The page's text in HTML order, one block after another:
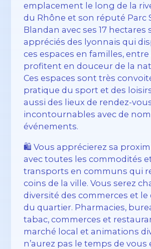
emplacement le long de la
du Rhône et son réputé Parc
Blandan avec ses 17 hectares
appréciés des lyonnais qui
ces espaces en familles,
profitent en douceur de la
Ces espaces sont très
pratique du sport et des
aussi des lieux de rendez-
incontournables avec de
événements.
🛍️ Vous apprécierez sa
avec toutes les commodités
transports en communs qui
coins de la ville. Vous serez
diversité des commerces et
du quartier. Pharmacies,
tabac, commerces et
marché local et animations
n’aurez pas le temps de vous